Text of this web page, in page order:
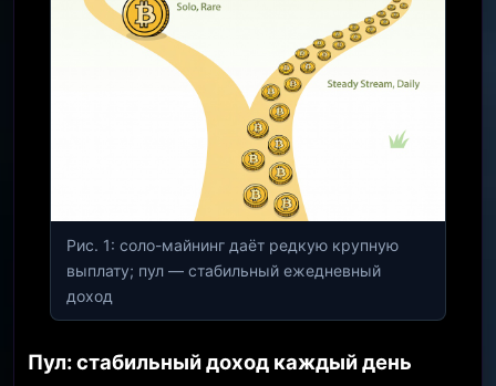
Рис. 1: соло-майнинг даёт редкую крупную
выплату; пул — стабильный ежедневный
доход
Пул: стабильный доход каждый день